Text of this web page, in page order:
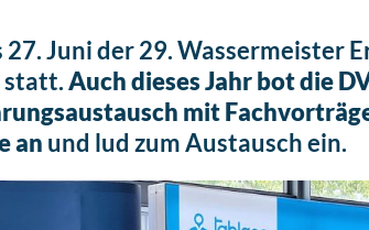
27. Juni der 29. Wassermeister
statt.Auch dieses Jahr bot die
mit
an und lud zum Austausch ein.